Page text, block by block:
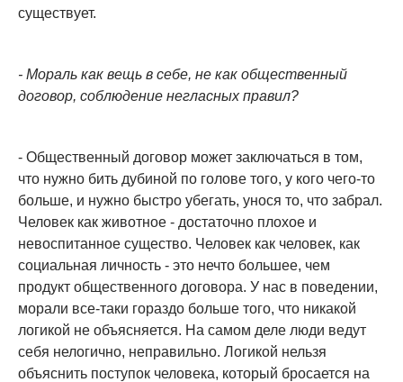
существует.
- Мораль как вещь в себе, не как общественный
договор, соблюдение негласных правил?
- Общественный договор может заключаться в том,
что нужно бить дубиной по голове того, у кого чего-то
больше, и нужно быстро убегать, унося то, что забрал.
Человек как животное - достаточно плохое и
невоспитанное существо. Человек как человек, как
социальная личность - это нечто большее, чем
продукт общественного договора. У нас в поведении,
морали все-таки гораздо больше того, что никакой
логикой не объясняется. На самом деле люди ведут
себя нелогично, неправильно. Логикой нельзя
объяснить поступок человека, который бросается на